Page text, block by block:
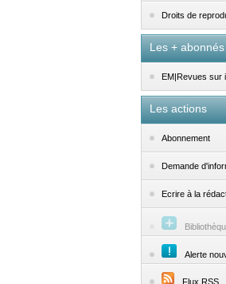
Droits de
Les + abonnés
EM|Revues sur
Les actions
Abonnement
Demande
Ecrire à la
Alerte
Flux RSS